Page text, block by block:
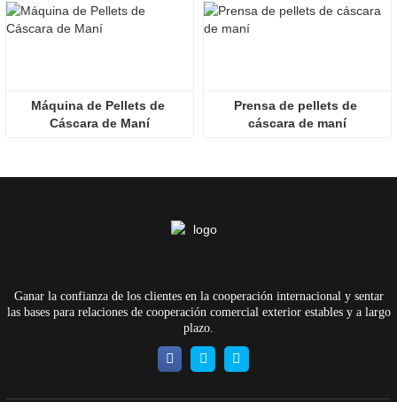
Máquina de Pellets de
Cáscara de Maní
Prensa de pellets de
cáscara de maní
Ganar la confianza de los clientes en la cooperación internacional y sentar
las bases para relaciones de cooperación comercial exterior estables y a largo
plazo.